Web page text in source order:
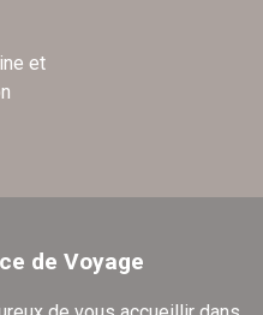
et
de Voyage